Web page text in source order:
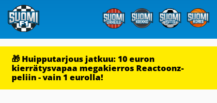
🎁 Huipputarjous jatkuu: 10 euron
kierrätysvapaa megakierros Reactoonz-
peliin - vain 1 eurolla!